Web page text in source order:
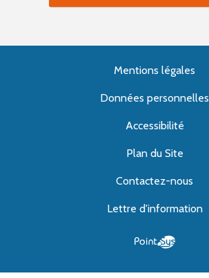
Mentions légales
Données personnelles
Accessibilité
Plan du Site
Contactez-nous
Lettre d'information